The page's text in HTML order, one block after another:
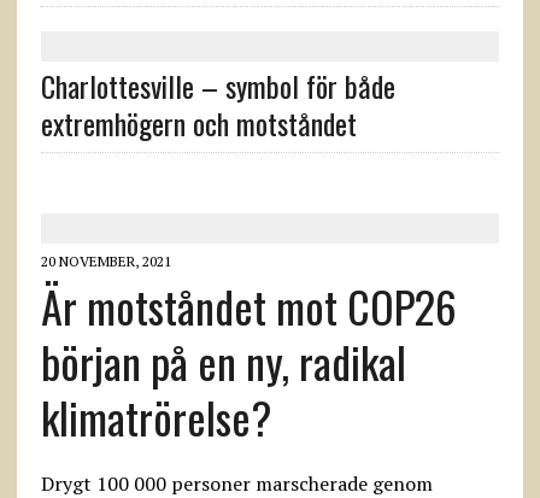
Charlottesville – symbol för både
extremhögern och motståndet
20 NOVEMBER, 2021
Är motståndet mot COP26
början på en ny, radikal
klimatrörelse?
Drygt 100 000 personer marscherade genom